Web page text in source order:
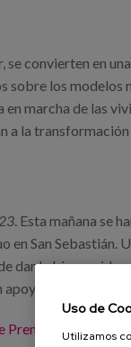
se convierten en
sobre los
marcha de las
a la
. Esta mañana se
en San Sebastián.
dar la bienvenida
este
completa)
Uso de
Utilizamos